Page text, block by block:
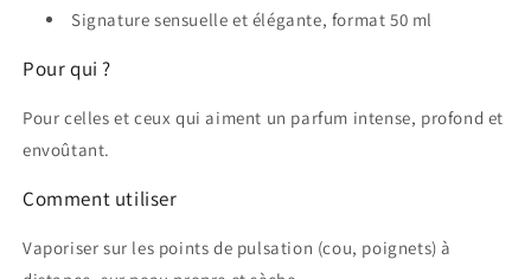
Signature sensuelle et élégante, format 50 ml
Pour qui ?
Pour celles et ceux qui aiment un parfum intense, profond et
envoûtant.
Comment utiliser
Vaporiser sur les points de pulsation (cou, poignets) à